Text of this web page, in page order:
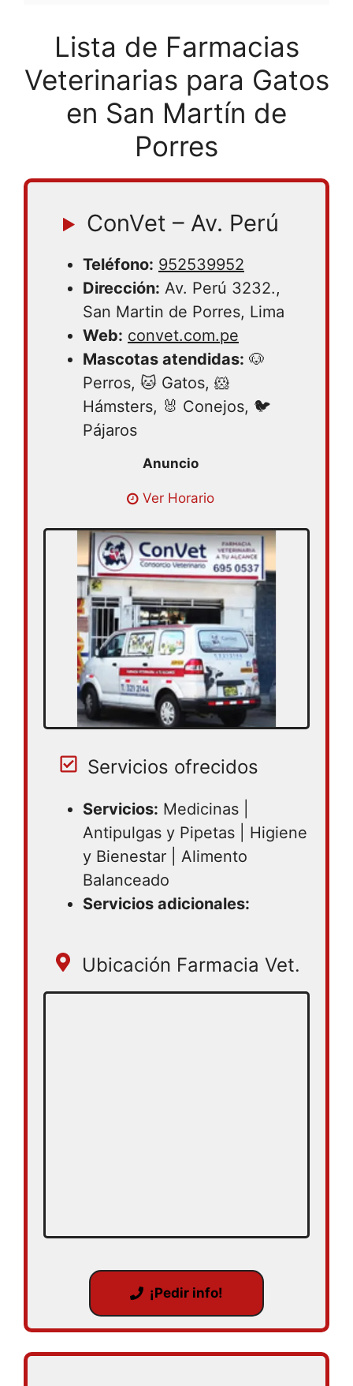
Lista de Farmacias
Veterinarias para Gatos
en San Martín de
Porres
ConVet – Av. Perú
Teléfono: 952539952
Dirección: Av. Perú 3232.,
San Martin de Porres, Lima
Web: convet.com.pe
Mascotas atendidas: 🐶
Perros, 🐱 Gatos, 🐹
Hámsters, 🐰 Conejos, 🐦
Pájaros
Lunes 08:30 – 18:00 | Martes 08:30 –
08:30 – 18:00 | Viernes 08:30 – 18:00 |
Sábado 08:30 – 18:00 | Domingo cerrado
Ver Horario
Servicios ofrecidos
Servicios: Medicinas |
Antipulgas y Pipetas | Higiene
y Bienestar | Alimento
Balanceado
Servicios adicionales:
Ubicación Farmacia Vet.
¡Pedir info!